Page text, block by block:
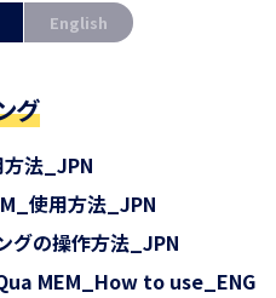
English
グ
法_JPN
使用方法_JPN
グの操作方法_JPN
MEM_How to use_ENG